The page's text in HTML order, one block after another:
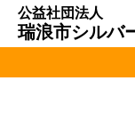
公益社団法人
瑞浪市シルバ